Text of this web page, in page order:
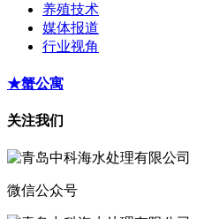
养殖技术
媒体报道
行业视角
★蟹公寓
关注我们
微信公众号